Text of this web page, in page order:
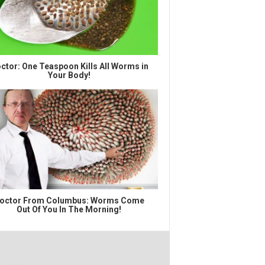
One Teaspoon Kills All Worms in
Your Body!
From Columbus: Worms Come
Out Of You In The Morning!